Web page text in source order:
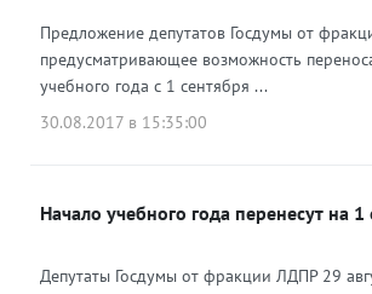
Предложение депутатов Госдумы от
предусматривающее возможность
учебного года с 1 сентября ...
30.08.2017 в 15:35:00
Начало учебного года перенесут на 1
Депутаты Госдумы от фракции ЛДПР 29